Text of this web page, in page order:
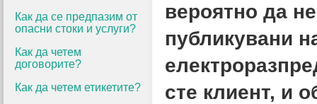
Как да се предпазим от
опасни стоки и услуги?
Как да четем
договорите?
Как да четем етикетите?
вероятно да
публикувани
сте клиент, и